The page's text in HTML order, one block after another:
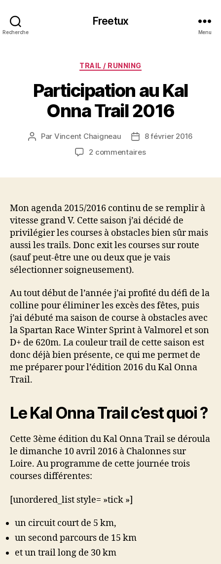
Recherche
Freetux
Menu
Catégories
TRAIL / RUNNING
Participation au Kal
Onna Trail 2016
Auteur
Par Vincent Chaigneau
Date8 février 2016
2 commentairessur
Trail
2016
Mon agenda 2015/2016 continu de se remplir à
vitesse grand V. Cette saison j’ai décidé de
privilégier les courses à obstacles bien sûr mais
aussi les trails. Donc exit les courses sur route
(sauf peut-être une ou deux que je vais
sélectionner soigneusement).
Au tout début de l’année j’ai profité du défi de la
colline pour éliminer les excès des fêtes, puis
j’ai débuté ma saison de course à obstacles avec
la Spartan Race Winter Sprint à Valmorel et son
D+ de 620m. La couleur trail de cette saison est
donc déjà bien présente, ce qui me permet de
me préparer pour l’édition 2016 du Kal Onna
Trail.
Le Kal Onna Trail c’est quoi ?
Cette 3ème édition du Kal Onna Trail se déroula
le dimanche 10 avril 2016 à Chalonnes sur
Loire. Au programme de cette journée trois
courses différentes:
[unordered_list style= »tick »]
un circuit court de 5 km,
un second parcours de 15 km
et un trail long de 30 km